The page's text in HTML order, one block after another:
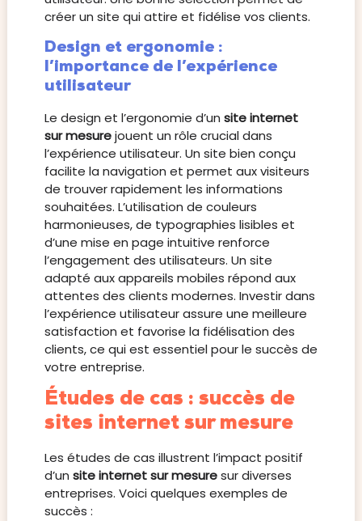
créer un site qui attire et fidélise vos clients.
Design et ergonomie :
l’importance de l’expérience
utilisateur
Le design et l’ergonomie d’un site internet
sur mesurejouent un rôle crucial dans
l’expérience utilisateur. Un site bien conçu
facilite la navigation et permet aux visiteurs
de trouver rapidement les informations
souhaitées. L’utilisation de couleurs
harmonieuses, de typographies lisibles et
d’une mise en page intuitive renforce
l’engagement des utilisateurs. Un site
adapté aux appareils mobiles répond aux
attentes des clients modernes. Investir dans
l’expérience utilisateur assure une meilleure
satisfaction et favorise la fidélisation des
clients, ce qui est essentiel pour le succès de
votre entreprise.
Études de cas : succès de
sites internet sur mesure
Les études de cas illustrent l’impact positif
d’un site internet sur mesuresur diverses
entreprises. Voici quelques exemples de
succès :